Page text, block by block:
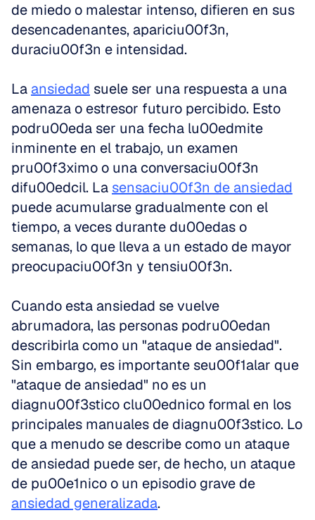
de miedo o malestar intenso, difieren en sus
desencadenantes, apariciu00f3n,
duraciu00f3n e intensidad.
La ansiedad suele ser una respuesta a una
amenaza o estresor futuro percibido. Esto
podru00eda ser una fecha lu00edmite
inminente en el trabajo, un examen
pru00f3ximo o una conversaciu00f3n
difu00edcil. La sensaciu00f3n de ansiedad
puede acumularse gradualmente con el
tiempo, a veces durante du00edas o
semanas, lo que lleva a un estado de mayor
preocupaciu00f3n y tensiu00f3n.
Cuando esta ansiedad se vuelve
abrumadora, las personas podru00edan
describirla como un "ataque de ansiedad".
Sin embargo, es importante seu00f1alar que
"ataque de ansiedad" no es un
diagnu00f3stico clu00ednico formal en los
principales manuales de diagnu00f3stico. Lo
que a menudo se describe como un ataque
de ansiedad puede ser, de hecho, un ataque
ansiedad generalizada.